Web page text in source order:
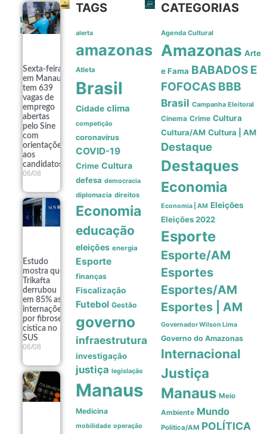
últimas
noticias
Sexta-feira
em Manaus
tem 639
vagas de
emprego
abertas
pelo Sine
com
orientações
aos
candidatos
06/08
Estudo
mostra que
Trikafta
derrubou
em 85% as
internações
por fibrose
cística no
SUS
06/08
TAGS
alerta
amazonas
Atleta
Brasil
Cidade clima
competição
coronavírus
COVID-19
Crime Cultura
defesa democracia
diplomacia direitos
Economia
educação
eleições energia
Esporte
finanças
Fiscalização
Futebol Gestão
governo
infraestrutura
investigação
justiça legislação
Manaus
Medicina
mobilidade operação
CATEGORIAS
Agenda Cultural
Amazonas Arte
e Fama BABADOS E
FOFOCAS BBB
Brasil Campanha Eleitoral
Cinema Crime Cultura
Cultura/AM Cultura | AM
Destaque
Destaques
Economia
Economia | AM Eleições
Eleições 2022
Esporte
Esporte/AM
Esportes
Esportes/AM
Esportes | AM
Governador Wilson Lima
Governo do Amazonas
Internacional
Justiça
Manaus Meio
Ambiente Mundo
Politica/AM POLÍTICA